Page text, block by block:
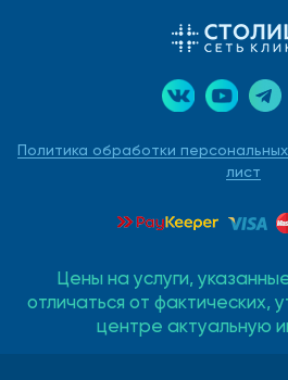
Политика обработки
лист
Цены на услуги,
отличаться от фактических,
центре актуальную